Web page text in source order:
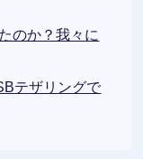
のか？我々に
テザリングで